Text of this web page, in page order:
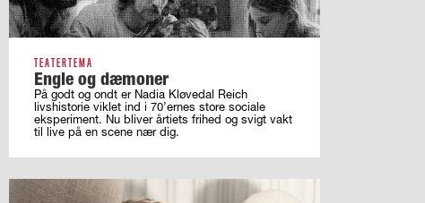
TEATERTEMA
Engle og dæmoner
På godt og ondt er Nadia Kløvedal Reich
livshistorie viklet ind i 70’ernes store sociale
eksperiment. Nu bliver årtiets frihed og svigt vakt
til live på en scene nær dig.